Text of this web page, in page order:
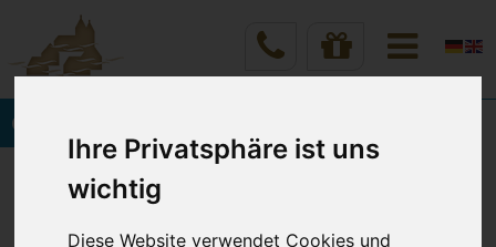
Ihre Privatsphäre ist uns
wichtig
Diese Website verwendet Cookies und
Onlinebuchung
Vineta Hotels Usedom
Rund um Ihren Wohlfühlurlaub